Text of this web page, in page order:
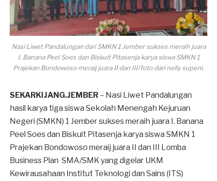
Nasi Liwet Pandalungan dari SMKN 1 Jember sukses meraih juara
I. Banana Peel Soes dan Biskuit Pitasenja karya siswa SMKN 1
Prajekan Bondowoso meraij juara II dan III/foto dari nelly supeni.
SEKARKIJANG.JEMBER – Nasi Liwet Pandalungan
hasil karya tiga siswa Sekolah Menengah Kejuruan
Negeri (SMKN) 1 Jember sukses meraih juara I. Banana
Peel Soes dan Biskuit Pitasenja karya siswa SMKN 1
Prajekan Bondowoso meraij juara II dan III Lomba
Business Plan SMA/SMK yang digelar UKM
Kewirausahaan Institut Teknologi dan Sains (ITS)